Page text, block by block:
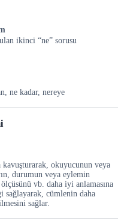
ikinci “ne” sorusu
ne kadar, nereye
kavuşturarak, okuyucunun veya
durumun veya eylemin
vb. daha iyi anlamasına
sağlayarak, cümlenin daha
sağlar.